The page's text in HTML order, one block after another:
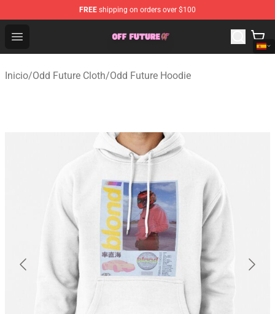
FREE shipping on orders over $100
Open menu
Odd Future Store - Official Odd Future Merchandise Shop
Inicio/Odd Future Cloth/Odd Future Hoodie